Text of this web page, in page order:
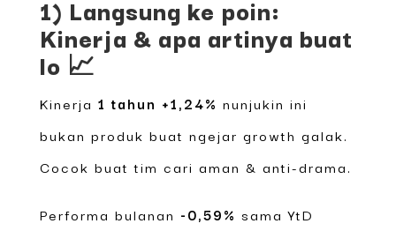
1) Langsung ke poin:
Kinerja & apa artinya buat
lo 📈
Kinerja 1 tahun +1,24% nunjukin ini
bukan produk buat ngejar growth galak.
Cocok buat tim cari aman & anti-drama.
Performa bulanan -0,59% sama YtD